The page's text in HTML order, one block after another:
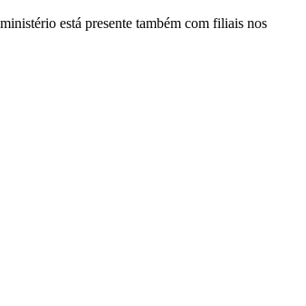
está presente também com filiais nos